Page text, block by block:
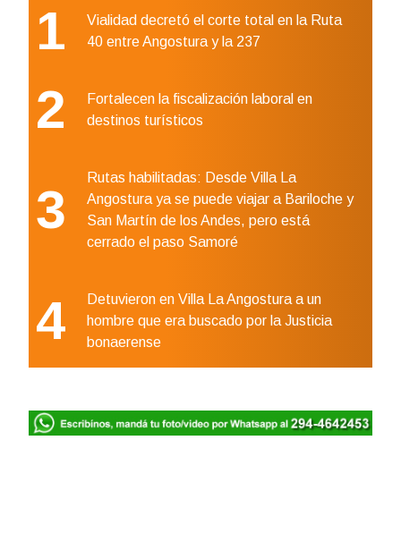
1
Vialidad decretó el corte total en la Ruta
40 entre Angostura y la 237
2
Fortalecen la fiscalización laboral en
destinos turísticos
3
Rutas habilitadas: Desde Villa La
Angostura ya se puede viajar a Bariloche y
San Martín de los Andes, pero está
cerrado el paso Samoré
4
Detuvieron en Villa La Angostura a un
hombre que era buscado por la Justicia
bonaerense